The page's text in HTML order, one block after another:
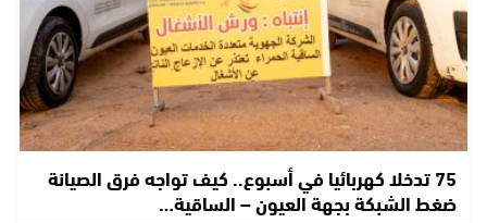
75 تدخلا كهربائيا في أسبوع.. كيف تواجه فرق الصيانة
ضغط الشبكة بجهة العيون – الساقية…